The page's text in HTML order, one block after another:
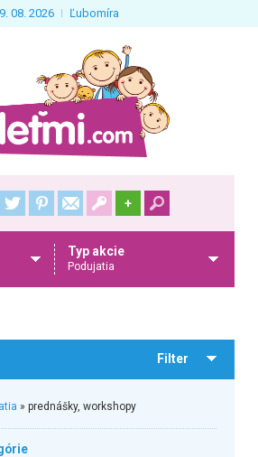
08. 2026 Ľubomíra
+
Typ akcie
Podujatia
Filter
» prednášky, workshopy